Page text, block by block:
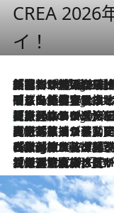
CREA 2026
イ！
7 Hours Ago
「荷物が増えるほど旅ストレスは増す」美容ジャーナリストがたどり着いた最終結論。“化粧品を劇的に減らす”感動の凝縮美容とは
7 Hours Ago
「旅先には金髪ウィッグを持参」日本と同じメイクでは損してる!? 美容ジャーナリストが提案する“掟破りの旅美容”とは
7 Hours Ago
【厳選旅コスメ】「身軽さ＆UV対策重視！」ヘアアーティストshucoが選んだ夏旅ベストコスメを発表【Mサイズジップ】
2026.8.5
【厳選旅コスメ】国内をあちこち移動する河井菜摘が選んだ夏旅ベストコスメ発表！「リラックスアイテムはマスト」【Mサイズジップ】
2026.8.4
【厳選旅コスメ】「紫外線＆乾燥対策しながらメイク感も！」ヘア＆メイクGeorgeが選んだ夏旅ベストコスメを発表！【Mサイズジップ】
2026.8.3
【厳選旅コスメ】「保湿もタイパ重視！」“サウナ好き”タレント清水みさとが愛用する夏旅ベストコスメを発表！【Mサイズジップ】